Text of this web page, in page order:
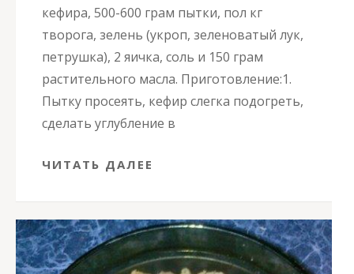
кефира, 500-600 грам пытки, пол кг
творога, зелень (укроп, зеленоватый лук,
петрушка), 2 яичка, соль и 150 грам
растительного масла. Приготовление:1.
Пытку просеять, кефир слегка подогреть,
сделать углубление в
ЧИТАТЬ ДАЛЕЕ